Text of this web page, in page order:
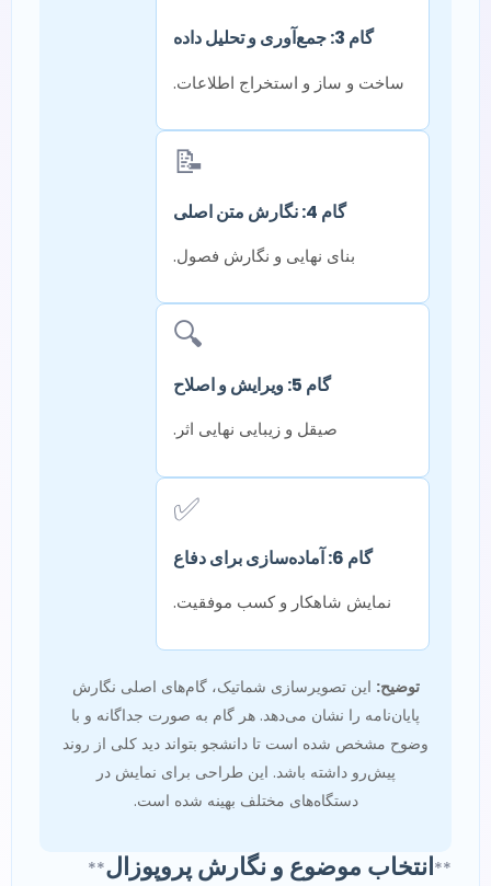
گام 3: جمع‌آوری و تحلیل داده
ساخت و ساز و استخراج اطلاعات.
📝
گام 4: نگارش متن اصلی
بنای نهایی و نگارش فصول.
🔍
گام 5: ویرایش و اصلاح
صیقل و زیبایی نهایی اثر.
✅
گام 6: آماده‌سازی برای دفاع
نمایش شاهکار و کسب موفقیت.
توضیح: این تصویرسازی شماتیک، گام‌های اصلی نگارش
پایان‌نامه را نشان می‌دهد. هر گام به صورت جداگانه و با
وضوح مشخص شده است تا دانشجو بتواند دید کلی از روند
پیش‌رو داشته باشد. این طراحی برای نمایش در
دستگاه‌های مختلف بهینه شده است.
**انتخاب موضوع و نگارش پروپوزال**